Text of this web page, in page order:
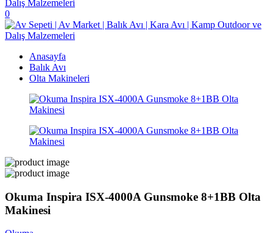
0
Anasayfa
Balık Avı
Olta Makineleri
Okuma Inspira ISX-4000A Gunsmoke 8+1BB Olta
Makinesi